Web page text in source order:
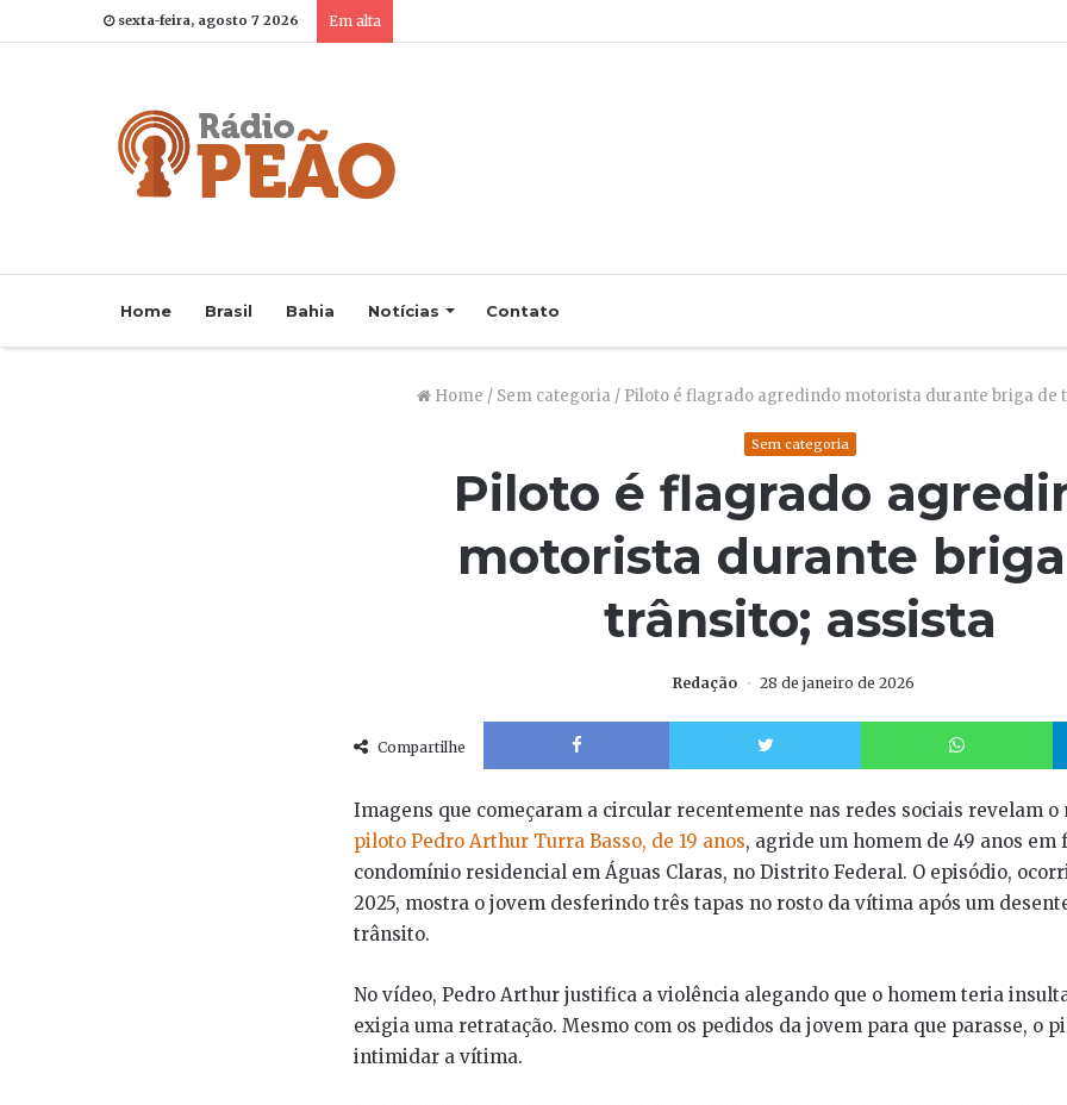
sexta-feira, agosto 7 2026 Em alta
Home Brasil Bahia Notícias Contato
Home / Sem categoria / Piloto é flagrado agredindo motorista durante briga de
Sem categoria
Piloto é flagrado
motorista durante
trânsito; assista
Redação 28 de janeiro de 2026
Compartilhe
Facebook Twitter
Imagens que começaram a circular recentemente nas redes sociais revelam o
piloto Pedro Arthur Turra Basso, de 19 anos, agride um homem de 49 anos em
condomínio residencial em Águas Claras, no Distrito Federal. O episódio,
2025, mostra o jovem desferindo três tapas no rosto da vítima após um
trânsito.
No vídeo, Pedro Arthur justifica a violência alegando que o homem teria
exigia uma retratação. Mesmo com os pedidos da jovem para que parasse, o
intimidar a vítima.